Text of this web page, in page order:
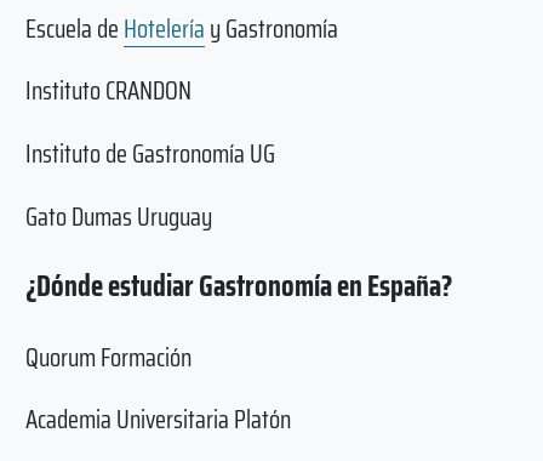
Escuela deHoteleríay Gastronomía
Instituto CRANDON
Instituto de Gastronomía UG
Gato Dumas Uruguay
¿Dónde estudiar Gastronomía en España?
Quorum Formación
Academia Universitaria Platón